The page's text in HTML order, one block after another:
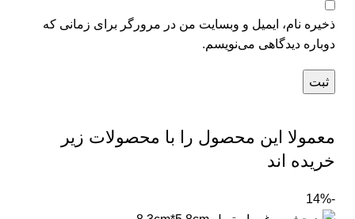
ذخیره نام، ایمیل و وبسایت من در مرورگر برای زمانی که
دوباره دیدگاهی می‌نویسم.
معمولا این محصول را با محصولات زیر
خریده اند
-14%